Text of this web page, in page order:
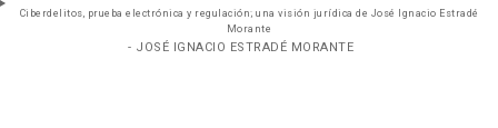
Ciberdelitos, prueba electrónica y regulación; una visión jurídica de José Ignacio Estradé
Morante
- JOSÉ IGNACIO ESTRADÉ MORANTE